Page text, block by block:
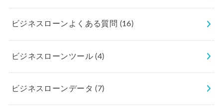
ビジネスローンよくある質問 (16)
ビジネスローンツール(4)
ビジネスローンデータ(7)